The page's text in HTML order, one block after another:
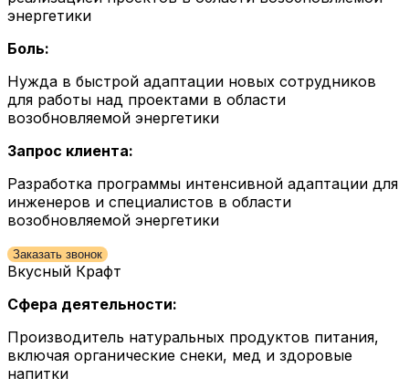
энергетики
Боль:
Нужда в быстрой адаптации новых сотрудников
для работы над проектами в области
возобновляемой энергетики
Запрос клиента:
Разработка программы интенсивной адаптации для
инженеров и специалистов в области
возобновляемой энергетики
Заказать звонок
Вкусный Крафт
Сфера деятельности:
Производитель натуральных продуктов питания,
включая органические снеки, мед и здоровые
напитки